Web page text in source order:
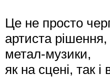
Це не просто
артиста
метал-музики,
як на сцені, так і